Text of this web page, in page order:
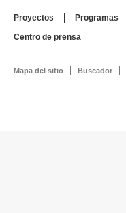
Proyectos Programas
Centro de prensa
Mapa del sitio Buscador